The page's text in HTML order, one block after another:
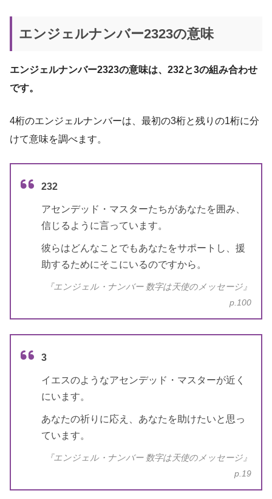
エンジェルナンバー2323の意味
エンジェルナンバー2323の意味は、232と3の組み合わせ
です。
4桁のエンジェルナンバーは、最初の3桁と残りの1桁に分
けて意味を調べます。
232
アセンデッド・マスターたちがあなたを囲み、
信じるように言っています。
彼らはどんなことでもあなたをサポートし、援
助するためにそこにいるのですから。
『エンジェル・ナンバー 数字は天使のメッセージ』
p.100
3
イエスのようなアセンデッド・マスターが近く
にいます。
あなたの祈りに応え、あなたを助けたいと思っ
ています。
『エンジェル・ナンバー 数字は天使のメッセージ』
p.19